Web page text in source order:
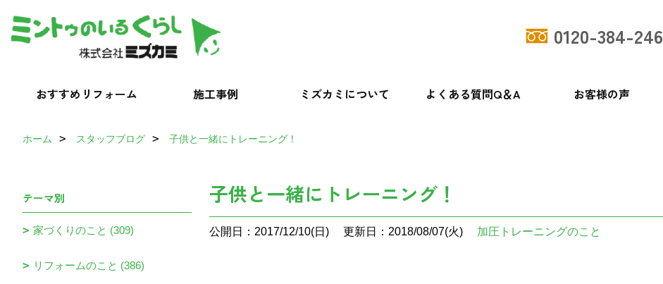
0120-384-246
おすすめリフォーム 施工事例 ミズカミについて よくある質問Q＆A お客様の声
ホーム スタッフブログ 子供と一緒にトレーニング！
子供と一緒にトレーニング！
公開日：2017/12/10(日) 更新日：2018/08/07(火) 加圧トレーニングのこと
テーマ別
家づくりのこと (309)
リフォームのこと (386)